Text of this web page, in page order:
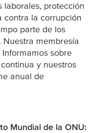
laborales, protección
contra la corrupción
parte de los
. Nuestra membresía
sobre
y nuestros
anual de
Mundial de la ONU: